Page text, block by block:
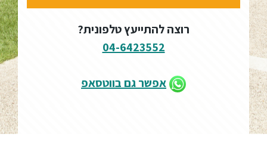
רוצה להתייעץ טלפונית?
04-6423552
אפשר גם בווטסאפ